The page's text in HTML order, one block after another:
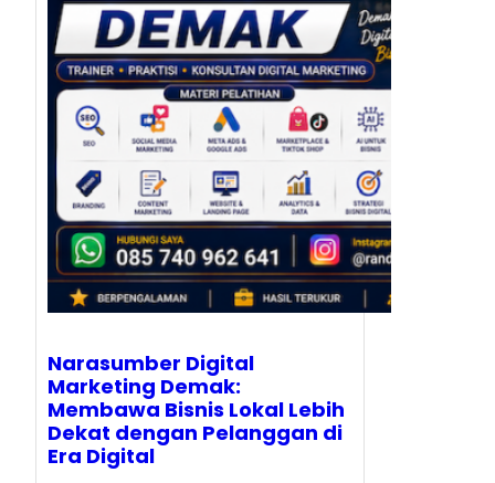
Narasumber Digital
Marketing Demak:
Membawa Bisnis Lokal Lebih
Dekat dengan Pelanggan di
Era Digital